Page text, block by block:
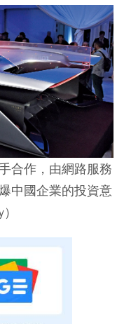
合作，由網路服務
中國企業的投資意